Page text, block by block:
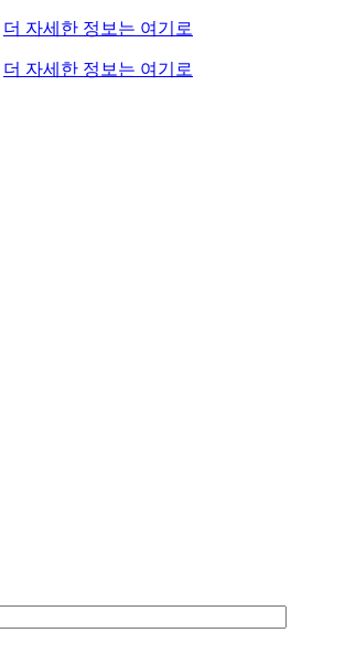
더 자세한 정보는 여기로
더 자세한 정보는 여기로